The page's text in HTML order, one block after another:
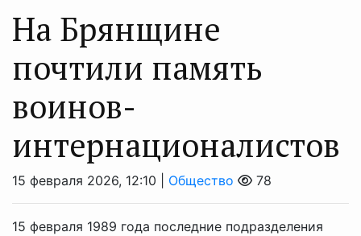
На Брянщине
почтили память
воинов-
интернационалистов
15 февраля 2026, 12:10 | Общество 78
15 февраля 1989 года последние подразделения